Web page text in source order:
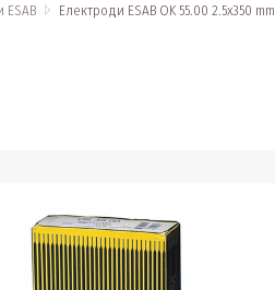
Електроди ESAB OK 55.00 2.5x350 mm